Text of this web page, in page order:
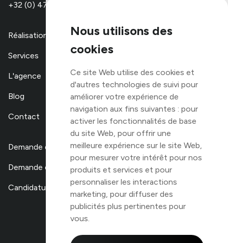
Nous utilisons des
cookies
Ce site Web utilise des cookies et
d'autres technologies de suivi pour
améliorer votre expérience de
navigation aux fins suivantes : pour
activer les fonctionnalités de base
du site Web, pour offrir une
meilleure expérience sur le site Web,
pour mesurer votre intérêt pour nos
produits et services et pour
personnaliser les interactions
marketing, pour diffuser des
publicités plus pertinentes pour
vous.
+32 (0) 479 67 48 00
Réalisations
Services
L'agence
Blog
Contact
Demande de devis
Demande de stage
Candidature libre
TOP 100